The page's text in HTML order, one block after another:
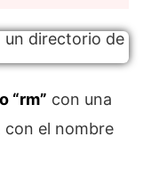
“rm” con una
con el nombre